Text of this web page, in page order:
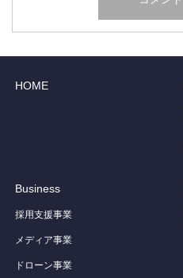
HOME
Business
採用支援事業
メディア事業
ドローン事業